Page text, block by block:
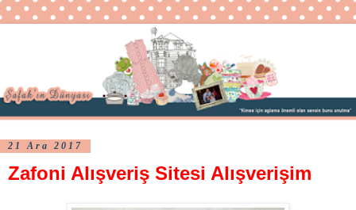
21 Ara 2017
Zafoni Alışveriş Sitesi Alışverişim